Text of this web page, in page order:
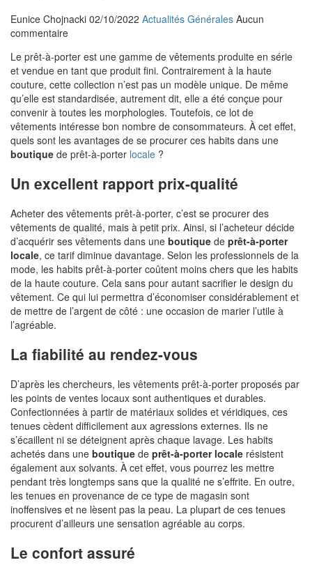
Eunice Chojnacki 02/10/2022 Actualités Générales Aucun
commentaire
Le prêt-à-porter est une gamme de vêtements produite en série
et vendue en tant que produit fini. Contrairement à la haute
couture, cette collection n’est pas un modèle unique. De même
qu’elle est standardisée, autrement dit, elle a été conçue pour
convenir à toutes les morphologies. Toutefois, ce lot de
vêtements intéresse bon nombre de consommateurs. À cet effet,
quels sont les avantages de se procurer ces habits dans une
boutique de prêt-à-porter locale ?
Un excellent rapport prix-qualité
Acheter des vêtements prêt-à-porter, c’est se procurer des
vêtements de qualité, mais à petit prix. Ainsi, si l’acheteur décide
d’acquérir ses vêtements dans une boutique de prêt-à-porter
locale, ce tarif diminue davantage. Selon les professionnels de la
mode, les habits prêt-à-porter coûtent moins chers que les habits
de la haute couture. Cela sans pour autant sacrifier le design du
vêtement. Ce qui lui permettra d’économiser considérablement et
de mettre de l’argent de côté : une occasion de marier l’utile à
l’agréable.
La fiabilité au rendez-vous
D’après les chercheurs, les vêtements prêt-à-porter proposés par
les points de ventes locaux sont authentiques et durables.
Confectionnées à partir de matériaux solides et véridiques, ces
tenues cèdent difficilement aux agressions externes. Ils ne
s’écaillent ni se déteignent après chaque lavage. Les habits
achetés dans une boutique de prêt-à-porter locale résistent
également aux solvants. À cet effet, vous pourrez les mettre
pendant très longtemps sans que la qualité ne s’effrite. En outre,
les tenues en provenance de ce type de magasin sont
inoffensives et ne lèsent pas la peau. La plupart de ces tenues
procurent d’ailleurs une sensation agréable au corps.
Le confort assuré